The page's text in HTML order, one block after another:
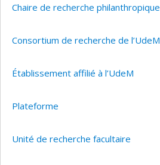
Chaire de recherche philanthropique
Consortium de recherche de l’UdeM
Établissement affilié à l’UdeM
Plateforme
Unité de recherche facultaire